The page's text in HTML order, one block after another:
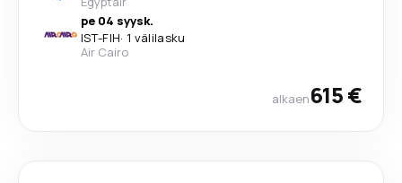
pe 04 syysk.
IST-FIH· 1 välilasku
Air Cairo
alkaen615 €